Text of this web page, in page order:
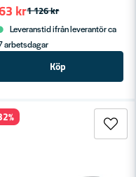
1 126 kr
kr
Leveranstid ifrån leverantör ca
arbetsdagar
Köp